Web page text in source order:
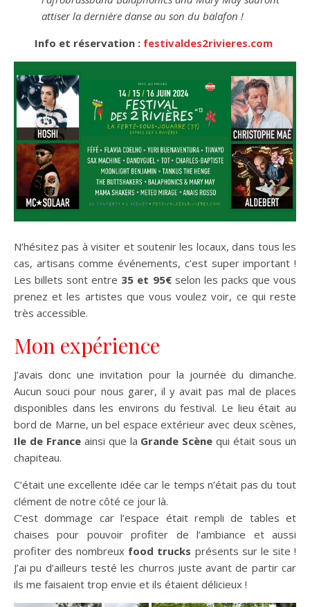
attiser la dernière danse au son du balafon !
Info et réservation : festivaldes2rivieres.com
N’hésitez pas à visiter et soutenir les locaux, dans tous les
cas, artisans comme événements, c’est super important !
Les billets sont entre 35 et 95€selon les packs que vous
prenez et les artistes que vous voulez voir, ce qui reste
très accessible.
Mon expérience
J’avais donc une invitation pour la journée du dimanche.
Aucun souci pour nous garer, il y avait pas mal de places
disponibles dans les environs du festival. Le lieu était au
bord de Marne, un bel espace extérieur avec deux scènes,
Ile de Franceainsi que la Grande Scène qui était sous un
chapiteau.
C’était une excellente idée car le temps n’était pas du tout
clément de notre côté ce jour là.
C’est dommage car l’espace était rempli de tables et
chaises pour pouvoir profiter de l’ambiance et aussi
profiter des nombreux food trucks présents sur le site !
J’ai pu d’ailleurs testé les churros juste avant de partir car
ils me faisaient trop envie et ils étaient délicieux !